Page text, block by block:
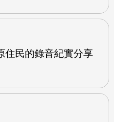
住民的錄音紀實分享